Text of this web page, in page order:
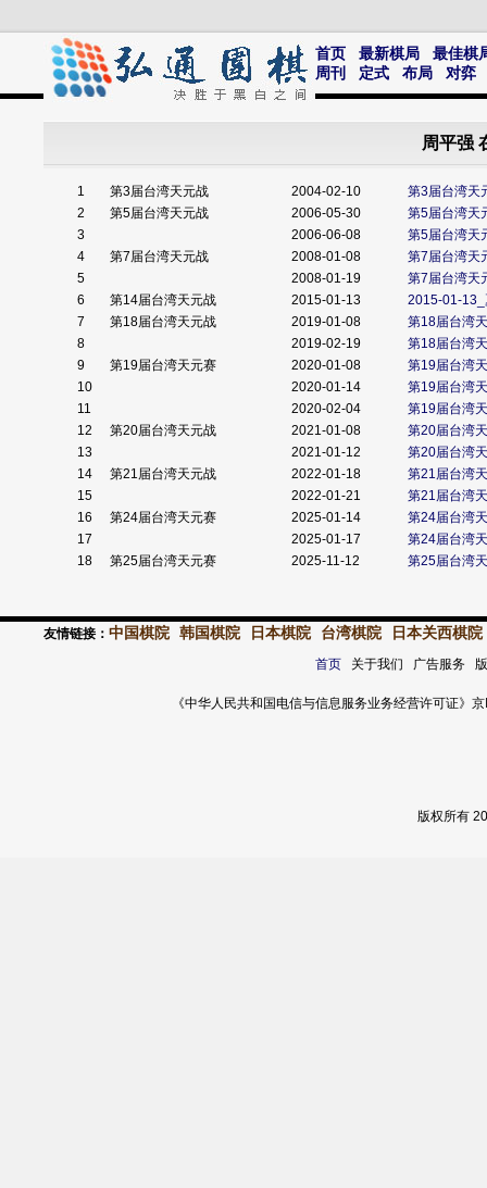
首页 最新棋局
最佳棋
周刊
定式 布局 对弈
周平强
1 第3届台湾天元战 2004-02-10
第3届台湾天
2
第5届台湾天元战 2006-05-30
第5届台湾天
3
2006-06-08
第5届台湾天
4
第7届台湾天元战 2008-01-08
第7届台湾天
5
2008-01-19
第7届台湾天
6
第14届台湾天元战 2015-01-13
2015-01-
7
第18届台湾天元战 2019-01-08
第18届台湾
8
2019-02-19
第18届台湾
9
第19届台湾天元赛 2020-01-08
第19届台湾
10
2020-01-14
第19届台湾
11
2020-02-04
第19届台湾
12
第20届台湾天元战 2021-01-08
第20届台湾
13
2021-01-12
第20届台湾
14
第21届台湾天元战 2022-01-18
第21届台湾
15
2022-01-21
第21届台湾
16
第24届台湾天元赛 2025-01-14
第24届台湾
17
2025-01-17
第24届台湾
18
第25届台湾天元赛 2025-11-12 第25届台湾
友情链接： 中国棋院 韩国棋院 日本棋院 台湾棋院 日本关西棋院
首页关于我们 广告服务
《中华人民共和国电信与信息服务业务经营许可证
版权所有